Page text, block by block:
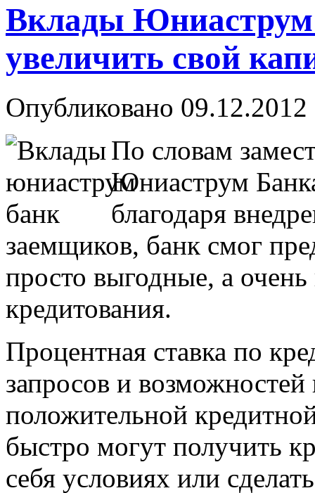
Вклады Юниаструм
увеличить свой
Опубликовано
По словам
Юниаструм
благодаря
заемщиков, банк смог
просто выгодные, а
кредитования.
Процентная ставка по
запросов и
положительной
быстро могут получить
себя условиях или